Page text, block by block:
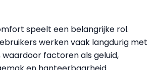
speelt een belangrijke rol.
werken vaak langdurig met
waardoor factoren als geluid,